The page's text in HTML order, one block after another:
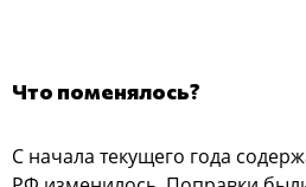
Что поменялось?
С начала текущего года